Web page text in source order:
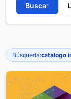
Buscar
Búsqueda:catalogo